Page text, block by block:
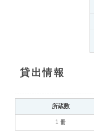
貸出情報
所蔵数
1 冊